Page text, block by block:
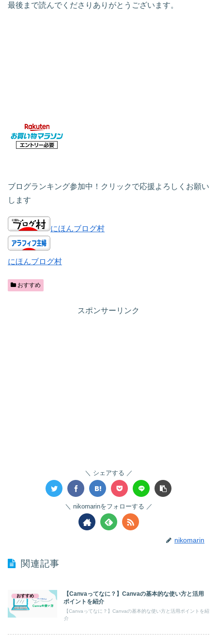
最後まで読んでくださりありがとうございます。
ブログランキング参加中！クリックで応援よろしくお願い
します
にほんブログ村
にほんブログ村
おすすめ
スポンサーリンク
シェアする
nikomarinをフォローする
nikomarin
関連記事
おすすめ
【Canvaってなに？】Canvaの基本的な使い方と活用
ポイントを紹介
【Canvaってなに？】Canvaの基本的な使い方と活用ポイントを紹
介